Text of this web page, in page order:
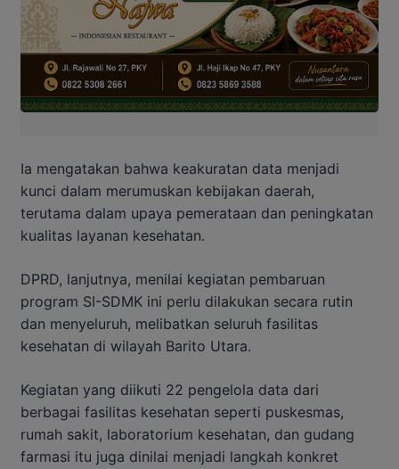
Ia mengatakan bahwa keakuratan data menjadi
kunci dalam merumuskan kebijakan daerah,
terutama dalam upaya pemerataan dan peningkatan
kualitas layanan kesehatan.
DPRD, lanjutnya, menilai kegiatan pembaruan
program SI-SDMK ini perlu dilakukan secara rutin
dan menyeluruh, melibatkan seluruh fasilitas
kesehatan di wilayah Barito Utara.
Kegiatan yang diikuti 22 pengelola data dari
berbagai fasilitas kesehatan seperti puskesmas,
rumah sakit, laboratorium kesehatan, dan gudang
farmasi itu juga dinilai menjadi langkah konkret